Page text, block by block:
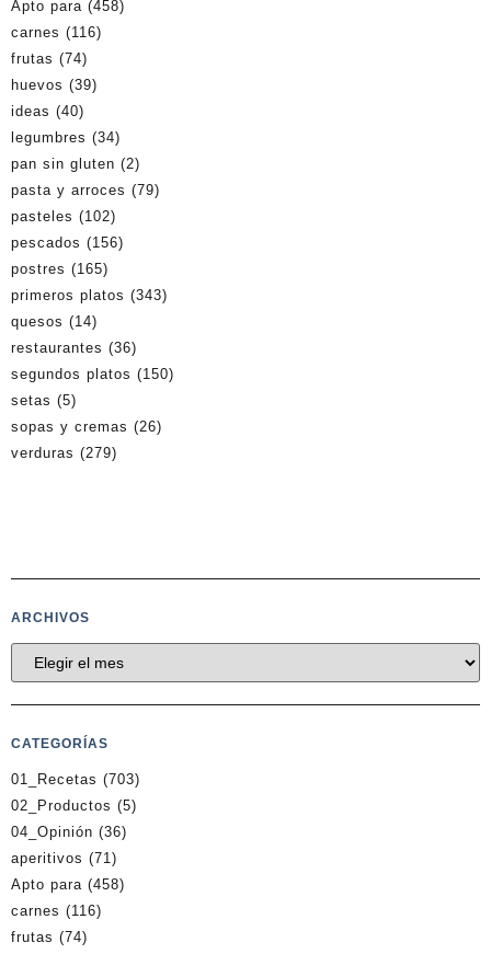
Apto para (458)
carnes (116)
frutas (74)
huevos (39)
ideas (40)
legumbres (34)
pan sin gluten (2)
pasta y arroces (79)
pasteles (102)
pescados (156)
postres (165)
primeros platos (343)
quesos (14)
restaurantes (36)
segundos platos (150)
setas (5)
sopas y cremas (26)
verduras (279)
ARCHIVOS
CATEGORÍAS
01_Recetas (703)
02_Productos (5)
04_Opinión (36)
aperitivos (71)
Apto para (458)
carnes (116)
frutas (74)